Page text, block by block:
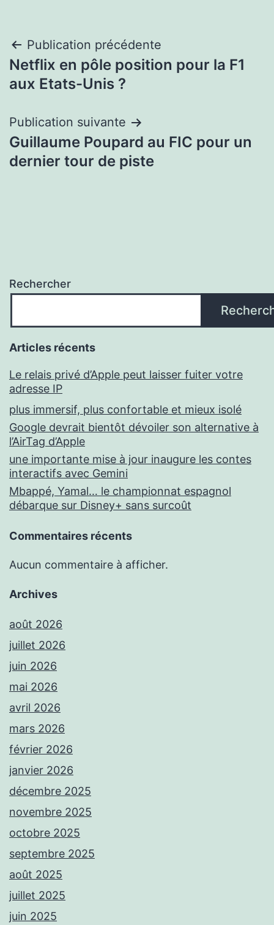
Navigation
de
Publication précédente
Netflix en pôle position pour la F1
aux Etats-Unis ?
Publication suivante
Guillaume Poupard au FIC pour un
dernier tour de piste
Rechercher
Articles récents
Le relais privé d’Apple peut laisser fuiter votre
adresse IP
plus immersif, plus confortable et mieux isolé
Google devrait bientôt dévoiler son alternative à
l’AirTag d’Apple
une importante mise à jour inaugure les contes
interactifs avec Gemini
Mbappé, Yamal… le championnat espagnol
débarque sur Disney+ sans surcoût
Commentaires récents
Aucun commentaire à afficher.
Archives
août 2026
juillet 2026
juin 2026
mai 2026
avril 2026
mars 2026
février 2026
janvier 2026
décembre 2025
novembre 2025
octobre 2025
septembre 2025
août 2025
juillet 2025
juin 2025